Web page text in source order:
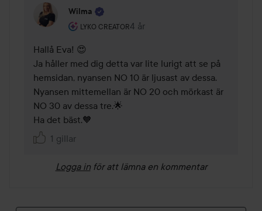
Wilma
LYKO CREATOR
Användarens roll: Lyko Creator.
4 år
Kommentaren lades 4 år
Hallå Eva! 😍
Ja håller med dig detta var lite lurigt att se på
hemsidan, nyansen NO 10 är ljusast av dessa.
Nyansen mittemellan är NO 20 och mörkast är
NO 30 av dessa tre.🌟
Ha det bäst.🧡
1 gillar
Logga in för att lämna en kommentar